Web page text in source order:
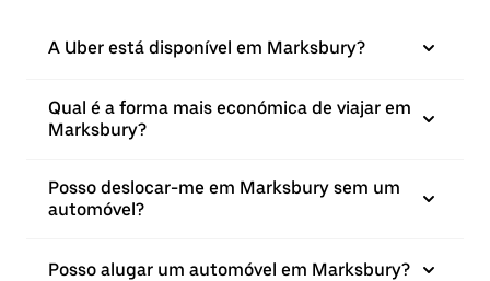
A Uber está disponível em Marksbury?
Qual é a forma mais económica de viajar em
Marksbury?
Posso deslocar-me em Marksbury sem um
automóvel?
Posso alugar um automóvel em Marksbury?